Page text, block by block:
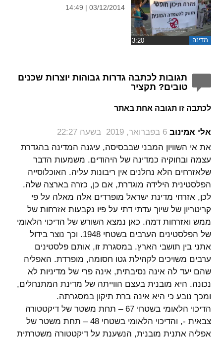
מדינה
03/12/2014 | 14:49
תגובות לכתבה גדרות גבוהות יוצרות שכנים
טובים? תקציר
לכתבה זו תגובה אחת באתר
אלי אמינוב ‏6 בפברואר, 2019 בשעה 22:27
את אי השוויון המבני שבבסיסה, עיגנה המדינה בהגדרת
עצמה ובחוקיה כמדינה של היהודים. משמעות הדבר
שלאזרחים הלא נחלנים אין ריבונות עליה. האוכלוסייה
הפלסטינית הילידה מוגדרת, אם כן, כזרה בארצה שלה.
לכן, אזרחי מדינת ישראל מופרדים אלה מאלה על פי
קריטריון של שיוך עדתי דתי על פיו נקבעות אזרחות של
ממש ואזרחות דמה. כאן נמצא השורש של הדיכוי הלאומי
של הפלסטינים הערבים בשטחי 1948. וכך נוצר בידול
אתני בין תושבי הארץ. במסגרת זו, אותם פלסטינים
ערבים משויכים לקהילת גטו חסומה, מופרדת. האפליה
שהם יעד לה אינה נסיבתית, אינה פרי של מדיניות לא
נכונה. היא מובנית בעצם הווייתה של מדינת המתנחלים,
ומכך נובע כי היא אינה ברת תיקון במסגרתה.
הדיכוי הלאומי בשטחי 67 – תחת משטר של דיקטטורה
צבאית -, והדיכוי הלאומי בשטחי 48 – תחת משטר של
אפליה אתנית מובנית, הנשענת על דיקטטורה משטרתית